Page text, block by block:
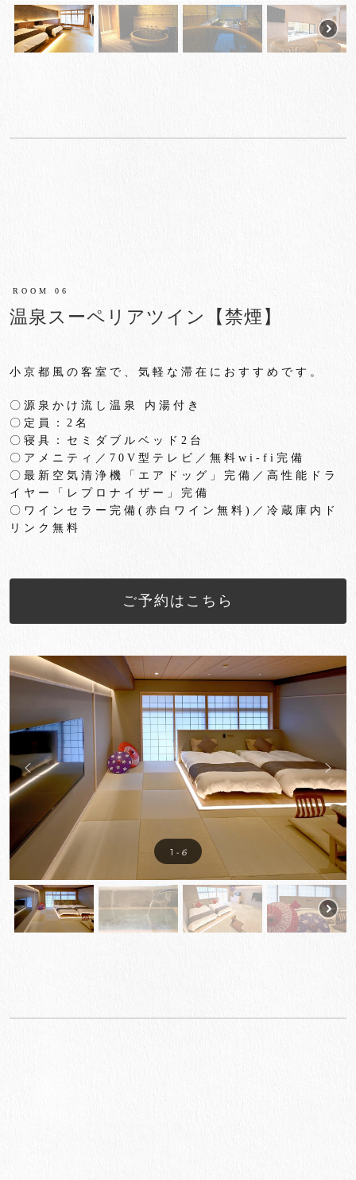
ROOM 06
温泉スーペリアツイン【禁煙】
小京都風の客室で、気軽な滞在におすすめです。
〇源泉かけ流し温泉 内湯付き
〇定員： 2 名
〇寝具：セミダブルベッド 2 台
〇アメニティ／ 70V 型テレビ／無料 wi-fi 完備
〇最新空気清浄機「エアドッグ」完備／高性能ドラ
イヤー「
レプロナイザー」完備
〇ワインセラー完備 ( 赤白ワイン無料 ) ／冷蔵庫内ド
リンク無料
ご予約はこちら
1 - 6